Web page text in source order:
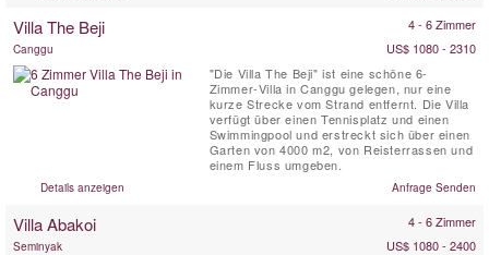
auf dem Gelände eines luxuriösen
Klippenresorts auf der spektakulären
Halbinsel Bukit. Hier können Sie...
Villa The Beji 4 - 6 Zimmer
Canggu
US$ 1080 - 2310
"Die Villa The Beji" ist eine schöne 6-
Zimmer-Villa in Canggu gelegen, nur eine
kurze Strecke vom Strand entfernt. Die Villa
verfügt über einen Tennisplatz und einen
Swimmingpool und erstreckt sich über einen
Garten von 4000 m2, von Reisterrassen und
einem Fluss umgeben.
Details anzeigen Anfrage Senden
Villa Abakoi 4 - 6 Zimmer
Seminyak
US$ 1080 - 2400